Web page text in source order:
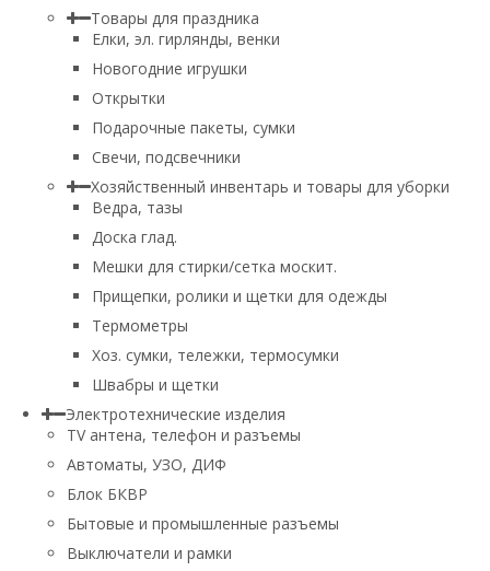
Товары для праздника
Елки, эл. гирлянды, венки
Новогодние игрушки
Открытки
Подарочные пакеты, сумки
Свечи, подсвечники
Хозяйственный инвентарь и товары для уборки
Ведра, тазы
Доска глад.
Мешки для стирки/сетка москит.
Прищепки, ролики и щетки для одежды
Термометры
Хоз. сумки, тележки, термосумки
Швабры и щетки
Электротехнические изделия
TV aнтена, телефон и разъемы
Автоматы, УЗО, ДИФ
Блок БКВР
Бытовые и промышленные разъемы
Выключатели и рамки